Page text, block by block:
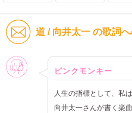
道 / 向井太一 の歌詞
女性
ピンクモンキー
人生の指標として、私
向井太一さんが書く楽